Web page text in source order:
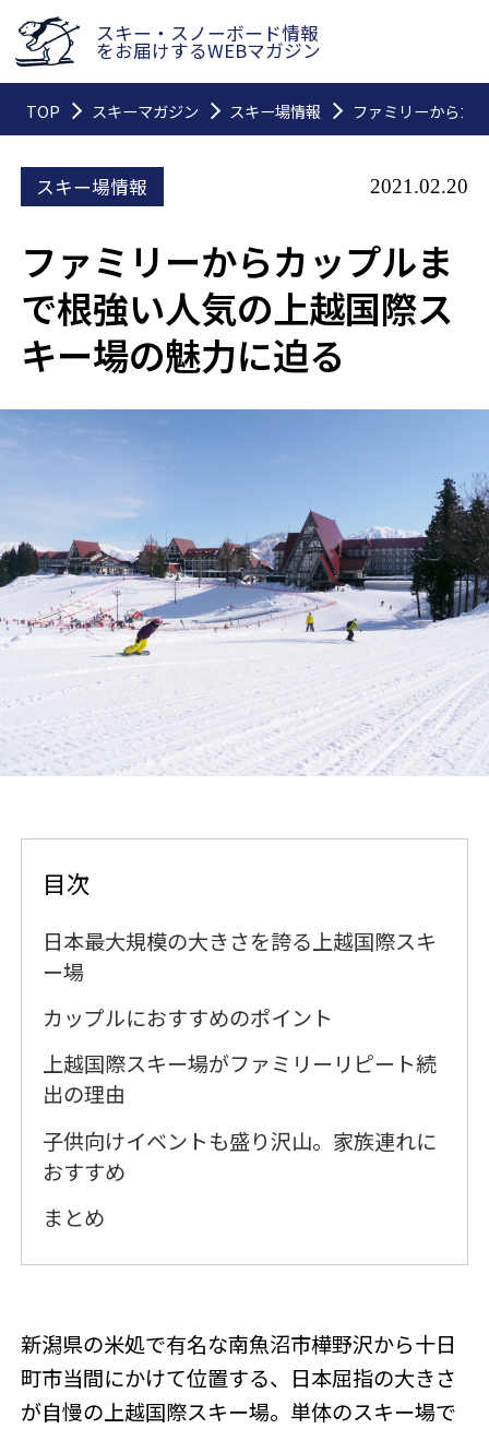
スキー・スノーボード情報
をお届けするWEBマガジン
TOP スキーマガジン スキー場情報 ファミリーからカ
スキー場情報 2021.02.20
ファミリーからカップルま
で根強い人気の上越国際ス
キー場の魅力に迫る
目次
日本最大規模の大きさを誇る上越国際スキ
ー場
カップルにおすすめのポイント
上越国際スキー場がファミリーリピート続
出の理由
子供向けイベントも盛り沢山。家族連れに
おすすめ
まとめ
新潟県の米処で有名な南魚沼市樺野沢から十日
町市当間にかけて位置する、日本屈指の大きさ
が自慢の上越国際スキー場。単体のスキー場で